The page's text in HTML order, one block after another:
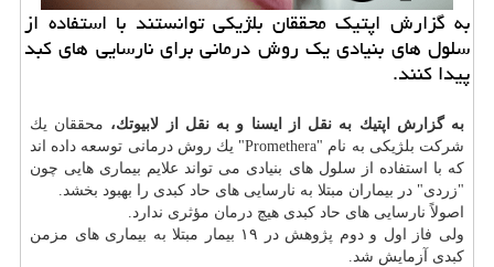
به گزارش اپتیك محققان بلژیكی توانستند با استفاده از
سلول های بنیادی یك روش درمانی برای نارسایی های كبد
پیدا كنند.
به گزارش اپتیك به نقل از ایسنا و به نقل از لابیوتك، محققان یك
شركت بلژیكی به نام "Promethera" یك روش درمانی توسعه داده اند
كه با استفاده از سلول های بنیادی می تواند علایم بیماری هایی چون
"زردی" در بیماران مبتلا به نارسایی های حاد كبدی را بهبود بخشد.
اصولاً نارسایی های حاد كبدی هیچ درمان مؤثری ندارد.
ولی فاز اول و دوم پژوهش در ۱۹ بیمار مبتلا به بیماری های مزمن
كبدی آزمایش شد.